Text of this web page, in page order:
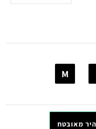
M
מאובטח